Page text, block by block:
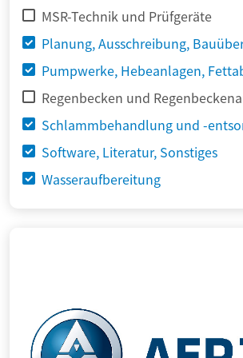
MSR-Technik und Prüfgeräte
Planung, Ausschreibung,
Pumpwerke, Hebeanlagen,
Regenbecken und
Schlammbehandlung und -
Software, Literatur, Sonstiges
Wasseraufbereitung